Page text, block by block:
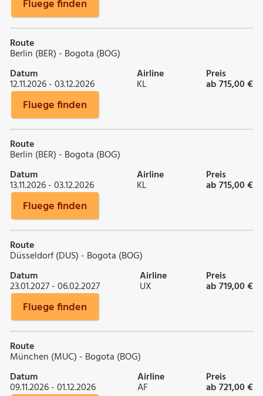
Fluege finden
Route
Berlin (BER) - Bogota (BOG)
Datum
12.11.2026 - 03.12.2026
Airline
KL
Preis
ab 715,00 €
Fluege finden
Route
Berlin (BER) - Bogota (BOG)
Datum
13.11.2026 - 03.12.2026
Airline
KL
Preis
ab 715,00 €
Fluege finden
Route
Düsseldorf (DUS) - Bogota (BOG)
Datum
23.01.2027 - 06.02.2027
Airline
UX
Preis
ab 719,00 €
Fluege finden
Route
München (MUC) - Bogota (BOG)
Datum
09.11.2026 - 01.12.2026
Airline
AF
Preis
ab 721,00 €